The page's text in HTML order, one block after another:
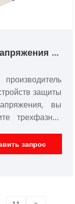
и
защиты
вы
трехфазное
вам
и
запрос